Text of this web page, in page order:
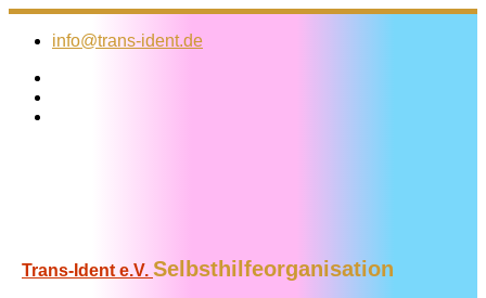
Zum
Inhalt
info@trans-ident.de
Trans-Ident e.V. Selbsthilfeorganisation